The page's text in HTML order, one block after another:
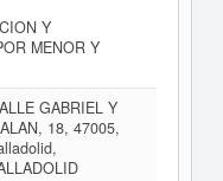
Y
MENOR Y
GABRIEL Y
18, 47005,